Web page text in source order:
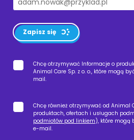
Zapisz się
Chcę otrzymywać Informacje o
Animal Care Sp. z o. o., które mogą
mail.
Chcę również otrzymywać od Animal
produktach, ofertach i usługach
podmiotów pod linkiem), które mogą
e-mail.